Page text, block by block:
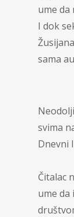
ume da
I dok
sama
svima
Dnevni
Čitalac
ume